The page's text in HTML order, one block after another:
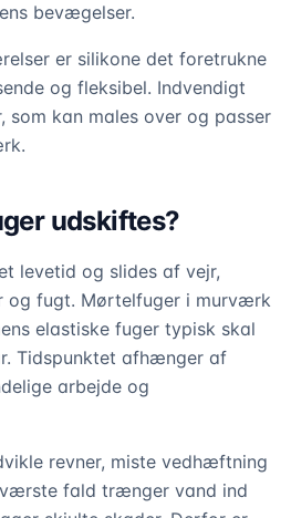
bevægelser.
er silikone det foretrukne
og fleksibel. Indvendigt
som kan males over og passer
udskiftes?
levetid og slides af vejr,
og fugt. Mørtelfuger i murværk
elastiske fuger typisk skal
Tidspunktet afhænger af
arbejde og
revner, miste vedhæftning
fald trænger vand ind